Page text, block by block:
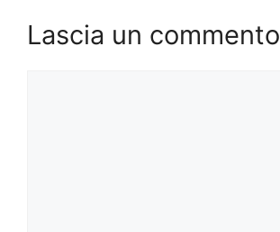
Lascia un commento